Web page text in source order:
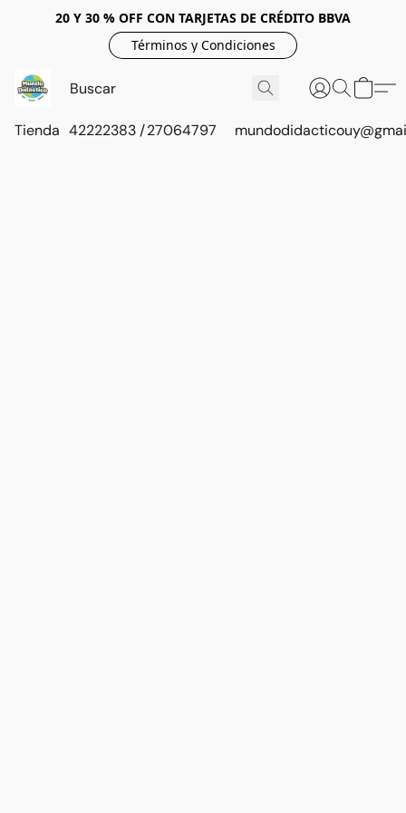
20 Y 30 % OFF CON TARJETAS DE CRÉDITO BBVA
Términos y Condiciones
Tienda 42222383 / 27064797